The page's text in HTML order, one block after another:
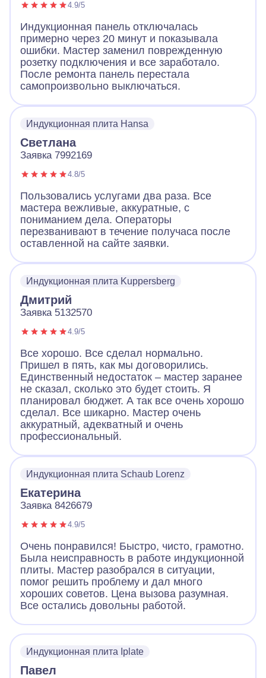
4.9/5
Индукционная панель отключалась
примерно через 20 минут и показывала
ошибки. Мастер заменил поврежденную
розетку подключения и все заработало.
После ремонта панель перестала
самопроизвольно выключаться.
Индукционная плита Hansa
Светлана
Заявка 7992169
4.8/5
Пользовались услугами два раза. Все
мастера вежливые, аккуратные, с
пониманием дела. Операторы
перезванивают в течение получаса после
оставленной на сайте заявки.
Индукционная плита Kuppersberg
Дмитрий
Заявка 5132570
4.9/5
Все хорошо. Все сделал нормально.
Пришел в пять, как мы договорились.
Единственный недостаток – мастер заранее
не сказал, сколько это будет стоить. Я
планировал бюджет. А так все очень хорошо
сделал. Все шикарно. Мастер очень
аккуратный, адекватный и очень
профессиональный.
Индукционная плита Schaub Lorenz
Екатерина
Заявка 8426679
4.9/5
Очень понравился! Быстро, чисто, грамотно.
Была неисправность в работе индукционной
плиты. Мастер разобрался в ситуации,
помог решить проблему и дал много
хороших советов. Цена вызова разумная.
Все остались довольны работой.
Индукционная плита Iplate
Павел